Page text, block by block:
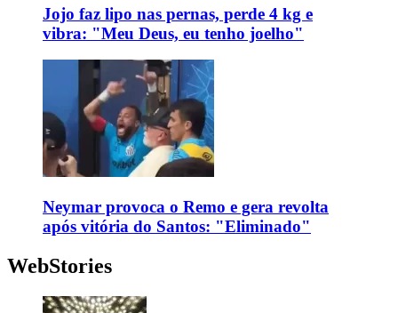
Jojo faz lipo nas pernas, perde 4 kg e
vibra: "Meu Deus, eu tenho joelho"
Neymar provoca o Remo e gera revolta
após vitória do Santos: "Eliminado"
WebStories